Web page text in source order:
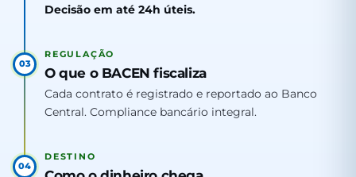
Decisão em até 24h úteis.
03
REGULAÇÃO
O que o BACEN fiscaliza
Cada contrato é registrado e reportado ao Banco
Central. Compliance bancário integral.
04
DESTINO